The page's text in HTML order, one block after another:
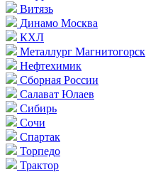
Витязь
Динамо Москва
КХЛ
Металлург Магнитогорск
Нефтехимик
Сборная России
Салават Юлаев
Сибирь
Сочи
Спартак
Торпедо
Трактор